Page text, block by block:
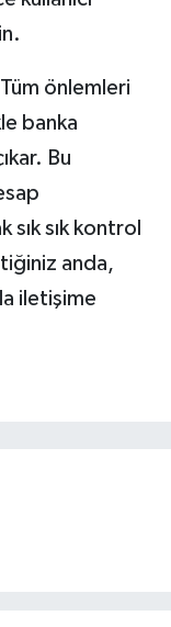
önlemleri
banka
Bu
sık kontrol
anda,
iletişime